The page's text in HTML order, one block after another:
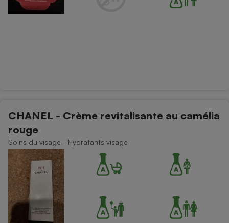
CHANEL - Crème revitalisante au camélia
rouge
Soins du visage - Hydratants visage